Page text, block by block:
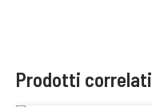
Prodotti correlati